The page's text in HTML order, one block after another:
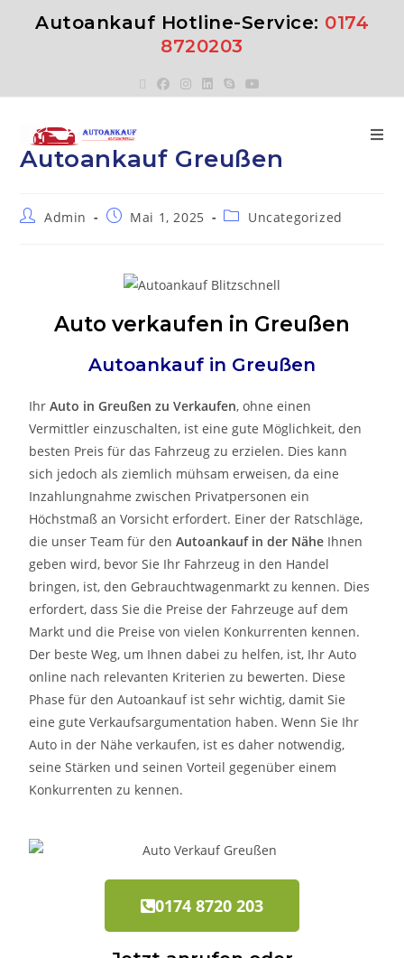
Autoankauf Hotline-Service: 0174
8720203
Autoankauf Greußen
Admin Mai 1, 2025 Uncategorized
Auto verkaufen in Greußen
Autoankauf in Greußen
IhrAuto inGreußen zuVerkaufen, ohne einen
Vermittler einzuschalten, ist eine gute Möglichkeit, den
besten Preis für das Fahrzeug zu erzielen. Dies kann
sich jedoch als ziemlich mühsam erweisen, da eine
Inzahlungnahme zwischen Privatpersonen ein
Höchstmaß an Vorsicht erfordert. Einer der Ratschläge,
die unser Team für denAutoankauf in der Nähe Ihnen
geben wird, bevor Sie Ihr Fahrzeug in den Handel
bringen, ist, den Gebrauchtwagenmarkt zu kennen. Dies
erfordert, dass Sie die Preise der Fahrzeuge auf dem
Markt und die Preise von vielen Konkurrenten kennen.
Der beste Weg, um Ihnen dabei zu helfen, ist, Ihr Auto
online nach relevanten Kriterien zu bewerten. Diese
Phase für den Autoankauf ist sehr wichtig, damit Sie
eine gute Verkaufsargumentation haben. Wenn Sie Ihr
Auto in der Nähe verkaufen, ist es daher notwendig,
seine Stärken und seinen Vorteil gegenüber einem
Konkurrenten zu kennen.
0174 8720 203